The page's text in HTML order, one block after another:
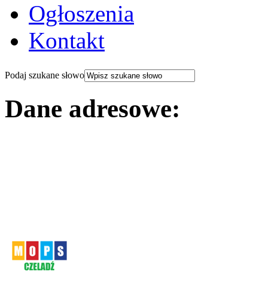
Ogłoszenia
Kontakt
Podaj szukane słowo
Dane adresowe: